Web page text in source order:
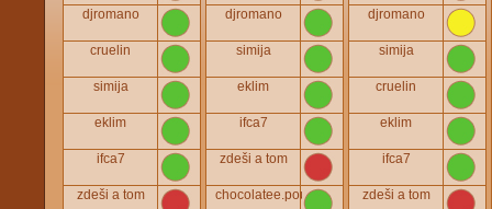
djromano
cruelin
simija
eklim
ifca7
zdeši a tom
djromano
simija
eklim
ifca7
zdeši a tom
chocolatee.poupee
djromano
simija
cruelin
eklim
ifca7
zdeši a tom